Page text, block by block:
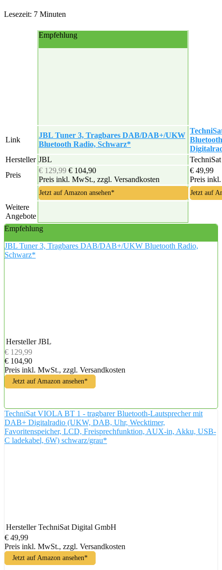
Lesezeit: 7 Minuten
Empfehlung
Link
JBL Tuner 3, Tragbares DAB/DAB+/UKW
Bluetooth Radio, Schwarz*
Hersteller JBL
Preis
€ 129,99 € 104,90
Preis inkl. MwSt., zzgl. Versandkosten
€ 49,99
Preis
Jetzt auf Amazon ansehen* Jetzt auf
Weitere
Angebote
Empfehlung
JBL Tuner 3, Tragbares DAB/DAB+/UKW Bluetooth Radio,
Schwarz*
Hersteller JBL
€ 129,99
€ 104,90
Preis inkl. MwSt., zzgl. Versandkosten
Jetzt auf Amazon ansehen*
TechniSat VIOLA BT 1 - tragbarer Bluetooth-Lautsprecher mit
DAB+ Digitalradio (UKW, DAB, Uhr, Wecktimer,
Favoritenspeicher, LCD, Freisprechfunktion, AUX-in, Akku, USB-
C ladekabel, 6W) schwarz/grau*
Hersteller TechniSat Digital GmbH
€ 49,99
Preis inkl. MwSt., zzgl. Versandkosten
Jetzt auf Amazon ansehen*